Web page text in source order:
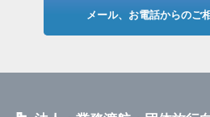
メール、お電話からのご